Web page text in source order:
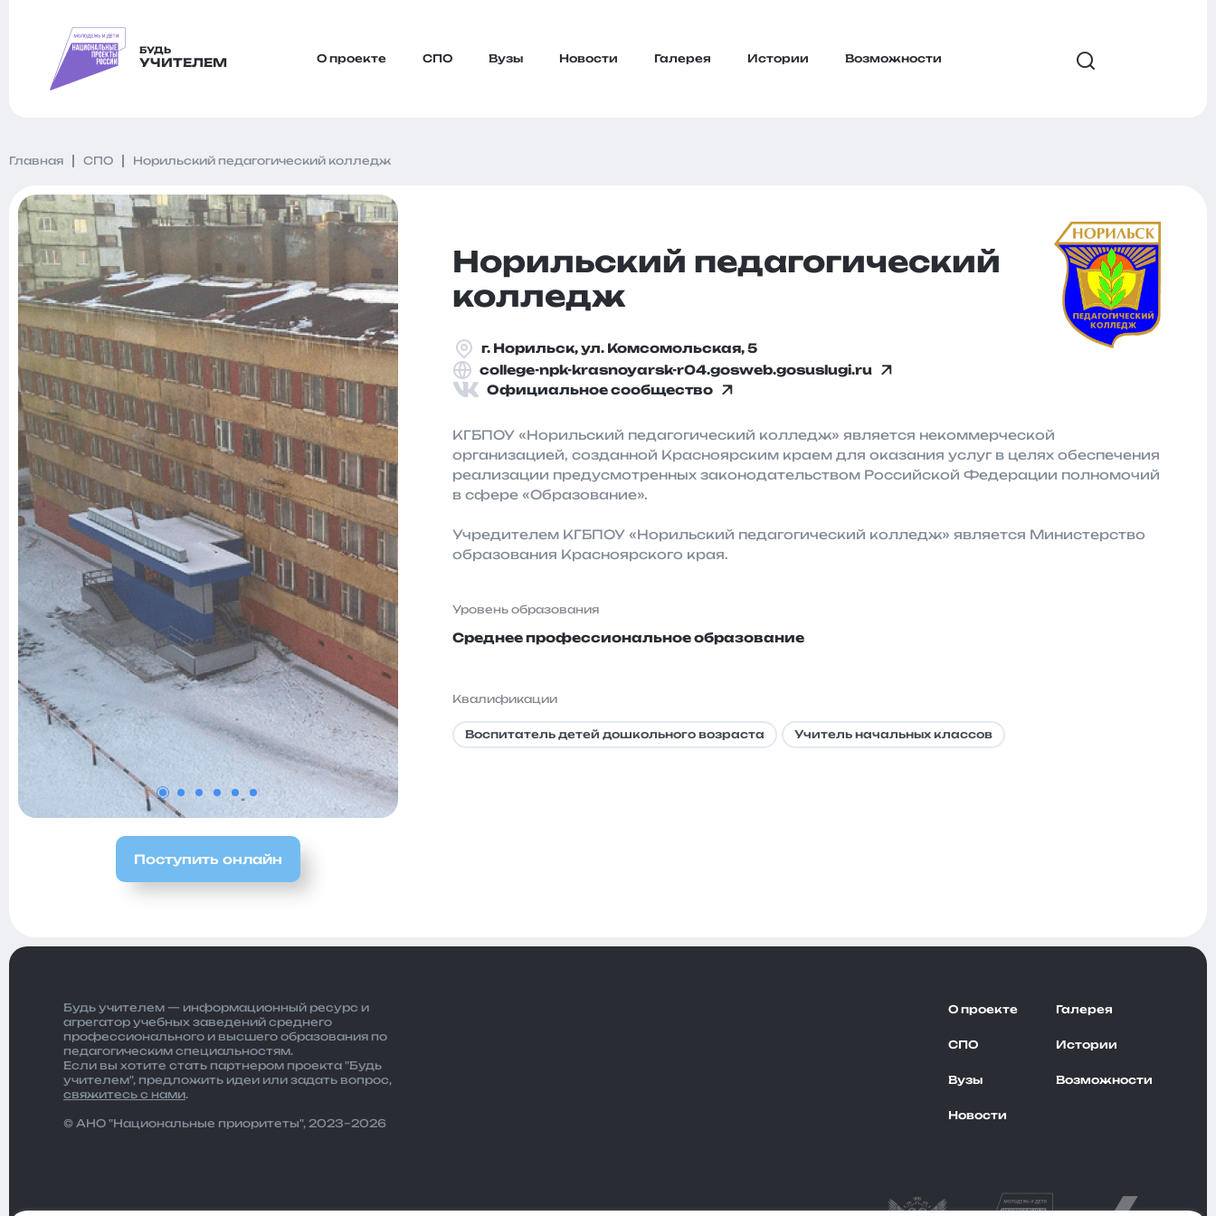
БУДЬ
УЧИТЕЛЕМ О проекте СПО Вузы Новости Галерея Истории Возможности
Главная СПО Норильский педагогический колледж
Поступить онлайн
Норильский педагогический
колледж
г. Норильск, ул. Комсомольская, 5
college-npk-krasnoyarsk-r04.gosweb.gosuslugi.ru
Официальное сообщество
КГБПОУ «Норильский педагогический колледж» является некоммерческой
организацией, созданной Красноярским краем для оказания услуг в целях обеспечения
реализации предусмотренных законодательством Российской Федерации полномочий
в сфере «Образование».
Учредителем КГБПОУ «Норильский педагогический колледж» является Министерство
образования Красноярского края.
Уровень образования
Среднее профессиональное образование
Квалификации
Воспитатель детей дошкольного возраста Учитель начальных классов
Будь учителем — информационный ресурс и
агрегатор учебных заведений среднего
профессионального и высшего образования по
педагогическим специальностям.
Если вы хотите стать партнером проекта "Будь
учителем", предложить идеи или задать вопрос,
свяжитесь с нами.
© АНО "Национальные приоритеты", 2023–2026
О проекте
СПО
Вузы
Новости
Галерея
Истории
Возможности